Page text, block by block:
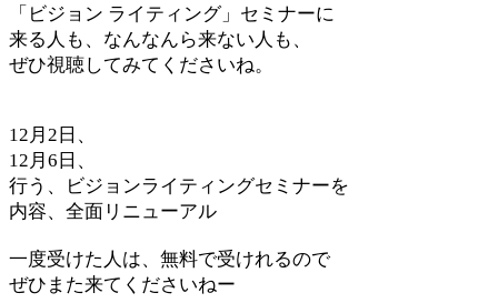
「ビジョン ライティング」セミナーに
来る人も、なんなんら来ない人も、
ぜひ視聴してみてくださいね。
12月2日、
12月6日、
行う、ビジョンライティングセミナーを
内容、全面リニューアル
一度受けた人は、無料で受けれるので
ぜひまた来てくださいねー